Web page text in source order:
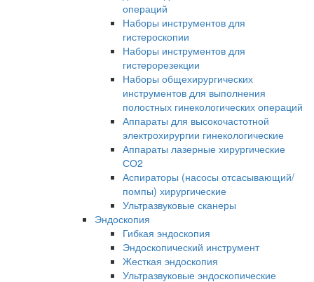
операций
Наборы инструментов для
гистероскопии
Наборы инструментов для
гистерорезекции
Наборы общехирургических
инструментов для выполнения
полостных гинекологических операций
Аппараты для высокочастотной
электрохирургии гинекологические
Аппараты лазерные хирургические
СО2
Аспираторы (насосы отсасывающий/
помпы) хирургические
Ультразвуковые сканеры
Эндоскопия
Гибкая эндоскопия
Эндоскопический инструмент
Жесткая эндоскопия
Ультразвуковые эндоскопические